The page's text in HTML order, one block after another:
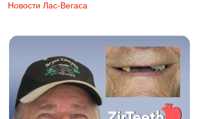
Новости Лас-Вегаса